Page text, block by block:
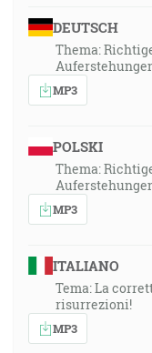
DEUTSCH
Thema:
MP3
POLSKI
Thema:
MP3
ITALIANO
Tema: La
risurrezioni!
MP3